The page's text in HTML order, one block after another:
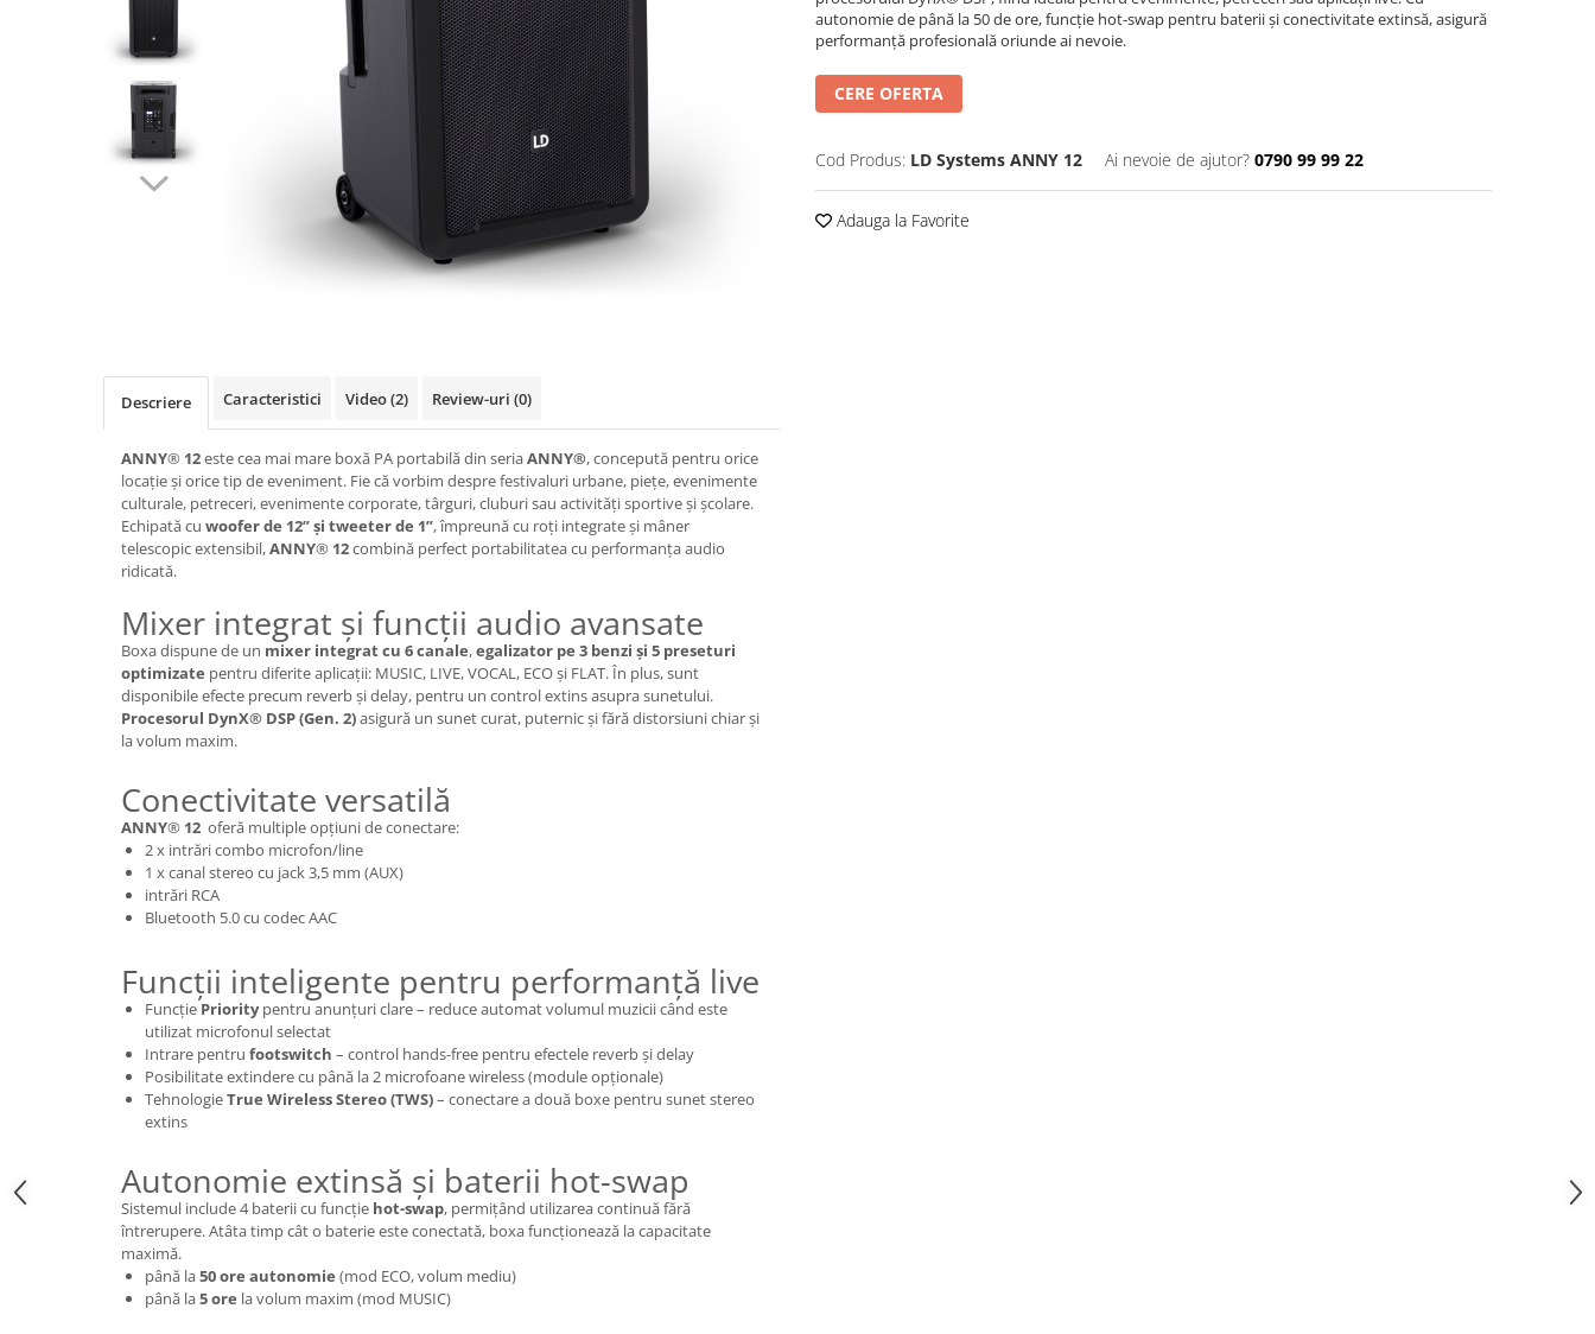
Accesorii Generale
Accesorii pentru boxe
Cabluri la metru
Conectori Audio
Stage Box Multicore
Interfete audio
Accesorii pentru Microfoane
Headset-uri si lavaliere
Microfoane cu fir pentru live
Microfoane de captura
Microfoane pentru instrumente
Microfoane USB - Podcast, Gaming
Sisteme wireless
Accesorii mixere
Mixere analogice
Mixere digitale
Mixere pentru DJ
Stative pentru Boxe
Stative pentru Microfoane
Proiectoare Lumini
autonomie de până la 50 de ore, funcție hot-swap pentru baterii și conectivitate extinsă, asigură
performanță profesională oriunde ai nevoie.
CERE OFERTA
Cod Produs: LD Systems ANNY 12 Ai nevoie de ajutor? 0790 99 99 22
Adauga la Favorite
Descriere Caracteristici Video(2) Review-uri (0)
ANNY® 12este cea mai mare boxă PA portabilă din seriaANNY®, concepută pentru orice
locație și orice tip de eveniment. Fie că vorbim despre festivaluri urbane, piețe, evenimente
culturale, petreceri, evenimente corporate, târguri, cluburi sau activități sportive și școlare.
Echipată cu woofer de 12” și tweeter de 1”, împreună cu roți integrate și mâner
telescopic extensibil,ANNY® 12combină perfect portabilitatea cu performanța audio
ridicată.
Mixer integrat și funcții audio avansate
Boxa dispune de un mixer integrat cu 6 canale,egalizator pe 3 benzi și 5 preseturi
optimizate pentru diferite aplicații: MUSIC, LIVE, VOCAL, ECO și FLAT. În plus, sunt
disponibile efecte precum reverb și delay, pentru un control extins asupra sunetului.
Procesorul DynX® DSP (Gen. 2)asigură un sunet curat, puternic și fără distorsiuni chiar și
la volum maxim.
Conectivitate versatilă
ANNY® 12 oferă multiple opțiuni de conectare:
2 x intrări combo microfon/line
1 x canal stereo cu jack 3,5 mm (AUX)
intrări RCA
Bluetooth 5.0 cu codec AAC
Funcții inteligente pentru performanță live
Funcție Prioritypentru anunțuri clare – reduce automat volumul muzicii când este
utilizat microfonul selectat
Intrare pentru footswitch – control hands-free pentru efectele reverb și delay
Posibilitate extindere cu până la 2 microfoane wireless (module opționale)
TehnologieTrue Wireless Stereo (TWS)– conectare a două boxe pentru sunet stereo
extins
Autonomie extinsă și baterii hot-swap
Sistemul include 4 baterii cu funcție hot-swap, permițând utilizarea continuă fără
întrerupere. Atâta timp cât o baterie este conectată, boxa funcționează la capacitate
maximă.
până la50 ore autonomie (mod ECO, volum mediu)
până la5 ore la volum maxim (mod MUSIC)